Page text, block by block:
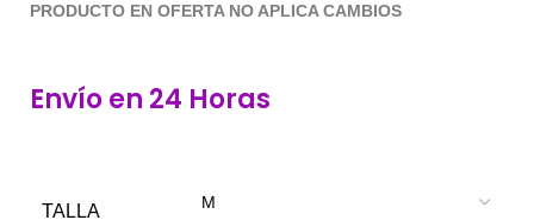
PRODUCTO EN OFERTA NO APLICA CAMBIOS
Envío en 24 Horas
TALLA